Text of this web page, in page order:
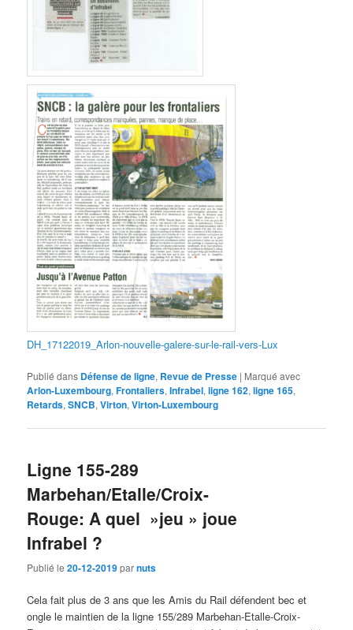
DH_17122019_Arlon-nouvelle-galere-sur-le-rail-vers-Lux
Publié dans Défense de ligne, Revue de Presse | Marqué avec
Arlon-Luxembourg,Frontaliers,Infrabel,ligne 162,ligne 165,
Retards,SNCB,Virton,Virton-Luxembourg
Ligne 155-289
Marbehan/Etalle/Croix-
Rouge: A quel »jeu » joue
Infrabel ?
Publié le20-12-2019parnuts
Cela fait plus de 3 ans que les Amis du Rail défendent bec et
ongle le maintien de la ligne 155/289 Marbehan-Etalle-Croix-